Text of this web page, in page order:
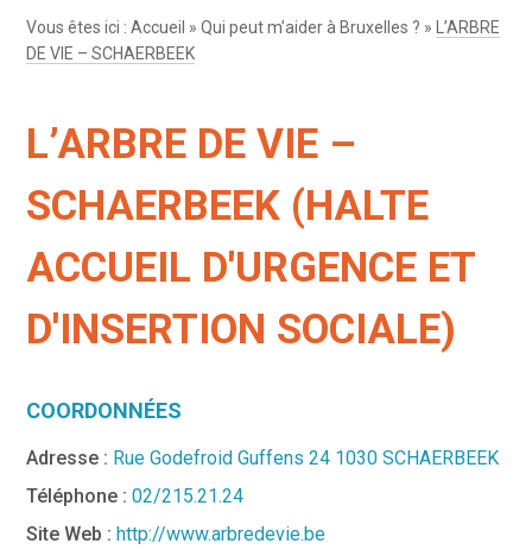
Vous êtes ici :Accueil »Qui peut m’aider à Bruxelles ? »
L’ARBRE
DE VIE – SCHAERBEEK
L’ARBRE DE VIE –
SCHAERBEEK (HALTE
ACCUEIL D'URGENCE ET
D'INSERTION SOCIALE)
COORDONNÉES
Adresse : Rue Godefroid Guffens 24 1030 SCHAERBEEK
Téléphone :02/215.21.24
Site Web : http://www.arbredevie.be